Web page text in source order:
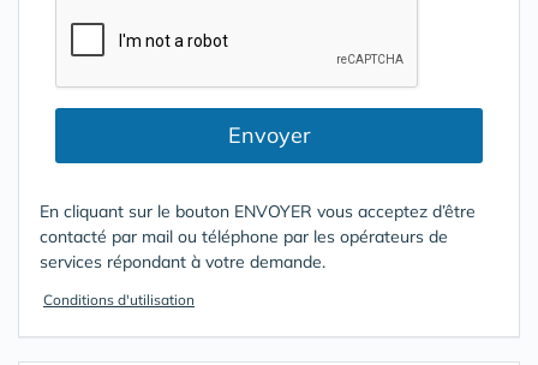
Envoyer
En cliquant sur le bouton ENVOYER vous acceptez d’être
contacté par mail ou téléphone par les opérateurs de
services répondant à votre demande.
Conditions d'utilisation